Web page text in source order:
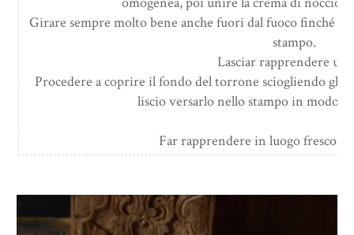
Girare sempre molto bene anche fuori dal fuoco finché
stampo.
Lasciar rapprendere
Procedere a coprire il fondo del torrone sciogliendo gli
liscio versarlo nello stampo in modo
Far rapprendere in luogo fresco